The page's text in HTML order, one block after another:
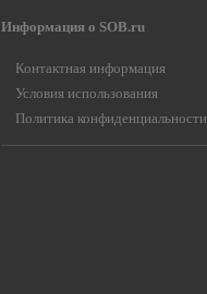
Информация о SOB.ru
Контактная информация
Условия использования
Политика конфиденциальности